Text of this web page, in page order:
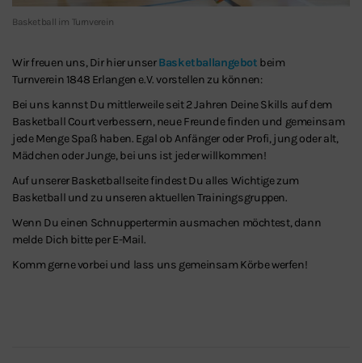
Basketball im Turnverein
Wir freuen uns, Dir hier unserBasketballangebot beim
Turnverein 1848 Erlangen e.V. vorstellen zu können:
Bei uns kannst Du mittlerweile seit 2 Jahren Deine Skills auf dem
Basketball Court verbessern, neue Freunde finden und gemeinsam
jede Menge Spaß haben. Egal ob Anfänger oder Profi, jung oder alt,
Mädchen oder Junge, bei uns ist jeder willkommen!
Auf unserer Basketballseite findest Du alles Wichtige zum
Basketball und zu unseren aktuellen Trainingsgruppen.
Wenn Du einen Schnuppertermin ausmachen möchtest, dann
melde Dich bitte per E-Mail.
Komm gerne vorbei und lass uns gemeinsam Körbe werfen!